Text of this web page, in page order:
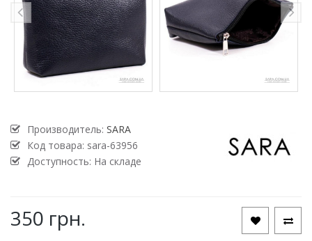
Производитель: SARA
Код товара: sara-63956
Доступность: На складе
350 грн.